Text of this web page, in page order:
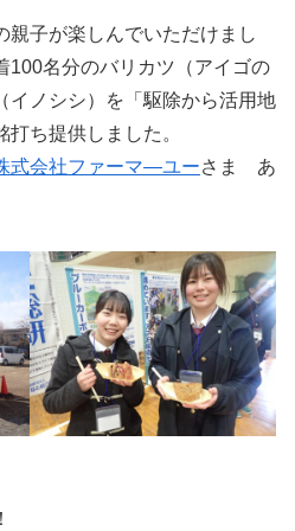
親子が楽しんでいただけまし
100名分のバリカツ（アイゴの
イノシシ）を「駆除から活用地
ち提供しました。
式会社ファーマ―ユーさま あ